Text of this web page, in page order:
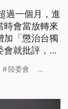
過一個月，進
時會當放轉來
加「懲治台獨
就批評，鼓
新聞標題、
陸委會 ...